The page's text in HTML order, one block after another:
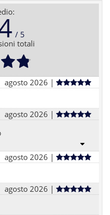
totali
agosto 2026 |
agosto 2026 |
agosto 2026 |
agosto 2026 |